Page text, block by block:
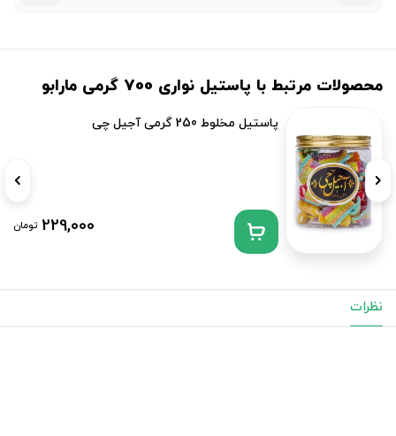
محصولات مرتبط با پاستیل نواری 700 گرمی مارابو
پاستیل مخلوط 250 گرمی آجیل چی
229,000 تومان
نظرات